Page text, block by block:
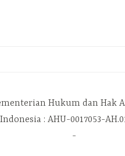
Hukum dan Hak
: AHU-0017053-